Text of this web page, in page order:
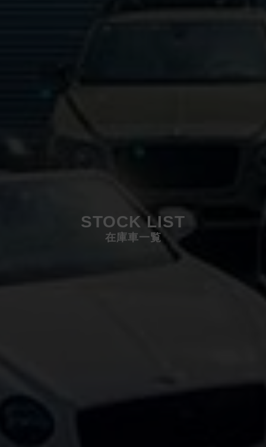
STOCK LIST
在庫車一覧